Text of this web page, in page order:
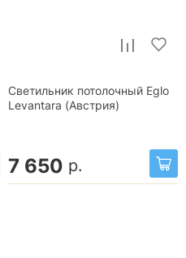
Светильник потолочный Eglo
Levantara (Австрия)
7 650 р.